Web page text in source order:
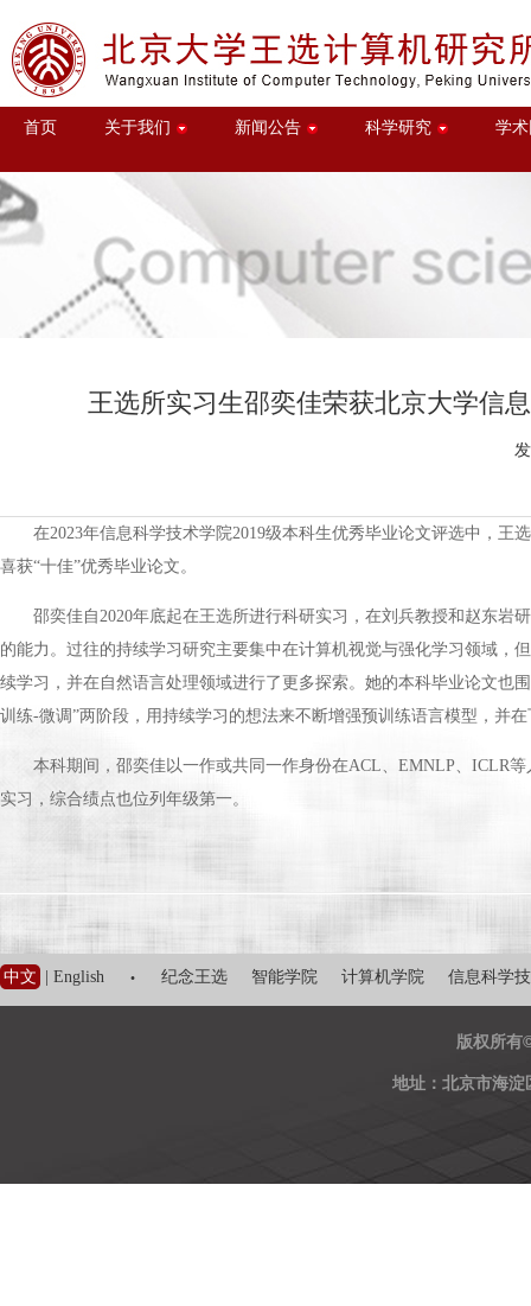
首页 关于我们 新闻公告 科学研究 学
王选所实习生邵奕佳荣获北京大学信
在2023年信息科学技术学院2019级本科生优秀毕业论文评选中，
喜获“十佳”优秀毕业论文。
邵奕佳自2020年底起在王选所进行科研实习，在刘兵教授和赵东
的能力。过往的持续学习研究主要集中在计算机视觉与强化学习领域，
续学习，并在自然语言处理领域进行了更多探索。她的本科毕业论文也
训练-微调”两阶段，用持续学习的想法来不断增强预训练语言模型，并
本科期间，邵奕佳以一作或共同一作身份在ACL、EMNLP、ICLR
实习，综合绩点也位列年级第一。
中文 English · 纪念王选 智能学院 计算机学院 信息科学
版权所有
地址：北京市海